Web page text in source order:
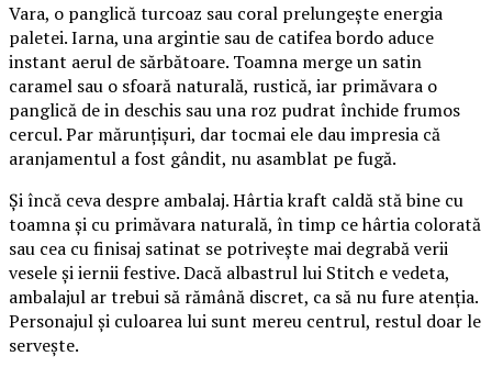
Vara, o panglică turcoaz sau coral prelungește energia
paletei. Iarna, una argintie sau de catifea bordo aduce
instant aerul de sărbătoare. Toamna merge un satin
caramel sau o sfoară naturală, rustică, iar primăvara o
panglică de in deschis sau una roz pudrat închide frumos
cercul. Par mărunțișuri, dar tocmai ele dau impresia că
aranjamentul a fost gândit, nu asamblat pe fugă.
Și încă ceva despre ambalaj. Hârtia kraft caldă stă bine cu
toamna și cu primăvara naturală, în timp ce hârtia colorată
sau cea cu finisaj satinat se potrivește mai degrabă verii
vesele și iernii festive. Dacă albastrul lui Stitch e vedeta,
ambalajul ar trebui să rămână discret, ca să nu fure atenția.
Personajul și culoarea lui sunt mereu centrul, restul doar le
servește.